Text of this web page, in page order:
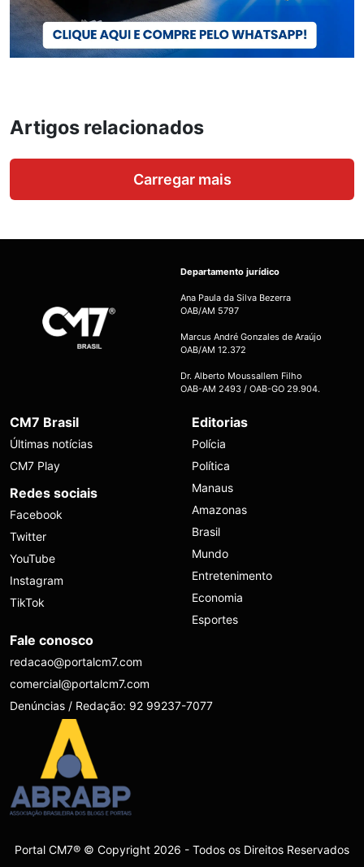
Artigos relacionados
Carregar mais
Departamento jurídico
Ana Paula da Silva Bezerra
OAB/AM 5797
Marcus André Gonzales de Araújo
OAB/AM 12.372
Dr. Alberto Moussallem Filho
OAB-AM 2493 / OAB-GO 29.904.
CM7 Brasil
Últimas notícias
CM7 Play
Redes sociais
Facebook
Twitter
YouTube
Instagram
TikTok
Editorias
Polícia
Política
Manaus
Amazonas
Brasil
Mundo
Entretenimento
Economia
Esportes
Fale conosco
redacao@portalcm7.com
comercial@portalcm7.com
Denúncias / Redação: 92 99237-7077
Portal CM7® © Copyright 2026 - Todos os Direitos Reservados